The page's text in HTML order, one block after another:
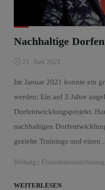
Nachhaltige
21. Juni 2021
Im Januar 2021 konnte ein
werden: Ein auf 3 Jahre
Dorfentwicklungsprojekt.
nachhaltigen
gezielte Trainings und einen
Bildung Einkommenssicherung
WEITERLESEN"Nachhaltige